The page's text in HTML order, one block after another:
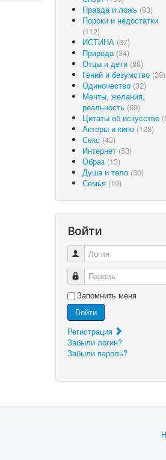
Правда и ложь (93)
Пороки и недостатки
(112)
ИСТИНА (37)
Природа (34)
Отцы и дети (88)
Гений и безумство (39)
Одиночество (32)
Мечты, желания,
реальность (69)
Цитаты об искусстве
Актеры и кино (128)
Секс (43)
Интернет (53)
Образ (13)
Душа и тело (30)
Семья (19)
Войти
Логин
Пароль
Запомнить меня
Войти
Регистрация
Забыли логин?
Забыли пароль?